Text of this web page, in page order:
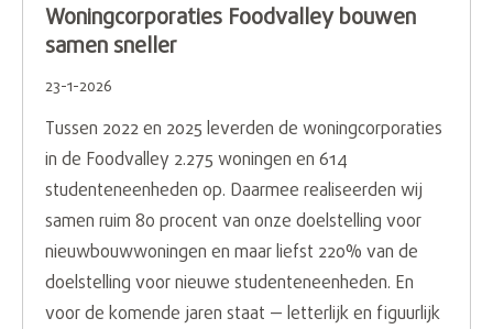
Woningcorporaties Foodvalley bouwen
samen sneller
23-1-2026
Tussen 2022 en 2025 leverden de woningcorporaties
in de Foodvalley 2.275 woningen en 614
studenteneenheden op. Daarmee realiseerden wij
samen ruim 80 procent van onze doelstelling voor
nieuwbouwwoningen en maar liefst 220% van de
doelstelling voor nieuwe studenteneenheden. En
voor de komende jaren staat — letterlijk en figuurlijk